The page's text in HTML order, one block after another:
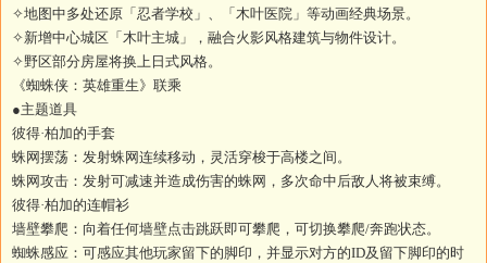
✧地图中多处还原「忍者学校」、「木叶医院」等动画经典场景。
✧新增中心城区「木叶主城」，融合火影风格建筑与物件设计。
✧野区部分房屋将换上日式风格。
《蜘蛛侠：英雄重生》联乘
●主题道具
彼得·柏加的手套
蛛网摆荡：发射蛛网连续移动，灵活穿梭于高楼之间。
蛛网攻击：发射可减速并造成伤害的蛛网，多次命中后敌人将被束缚。
彼得·柏加的连帽衫
墙壁攀爬：向着任何墙壁点击跳跃即可攀爬，可切换攀爬/奔跑状态。
蜘蛛感应：可感应其他玩家留下的脚印，并显示对方的ID及留下脚印的时